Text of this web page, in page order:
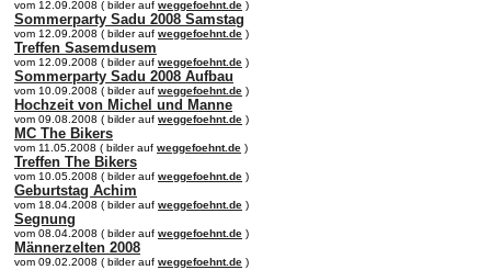
vom 12.09.2008 ( bilder auf weggefoehnt.de )
Sommerparty Sadu 2008 Samstag
vom 12.09.2008 ( bilder auf weggefoehnt.de )
Treffen Sasemdusem
vom 12.09.2008 ( bilder auf weggefoehnt.de )
Sommerparty Sadu 2008 Aufbau
vom 10.09.2008 ( bilder auf weggefoehnt.de )
Hochzeit von Michel und Manne
vom 09.08.2008 ( bilder auf weggefoehnt.de )
MC The Bikers
vom 11.05.2008 ( bilder auf weggefoehnt.de )
Treffen The Bikers
vom 10.05.2008 ( bilder auf weggefoehnt.de )
Geburtstag Achim
vom 18.04.2008 ( bilder auf weggefoehnt.de )
Segnung
vom 08.04.2008 ( bilder auf weggefoehnt.de )
Männerzelten 2008
vom 09.02.2008 ( bilder auf weggefoehnt.de )